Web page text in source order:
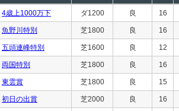
4歳上1000万下 ダ1200 良 16
魚野川特別 芝1800 良 16
五頭連峰特別 芝1600 良 12
両国特別 芝1800 良 16
東雲賞 芝1800 良 15
初日の出賞 芝2000 良 16